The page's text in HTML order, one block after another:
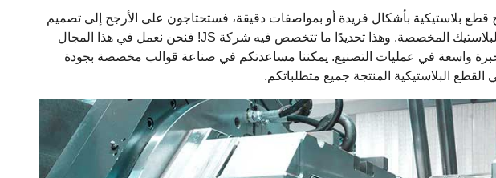
قطع بلاستيكية بأشكال فريدة أو بمواصفات دقيقة، فستحتاجون على الأرجح إلى تصميم
وتصنيع مجموعة من قوالب حقن البلاستيك المخصصة. وهذا تحديدًا ما تتخصص فيه شركة JS! فنحن نعمل في هذا المجال
وقد راكمنا خبرة واسعة في عمليات التصنيع. يمكننا مساعدتكم في صناعة قوالب مخصصة بجودة
القطع البلاستيكية المنتجة جميع متطلباتكم.